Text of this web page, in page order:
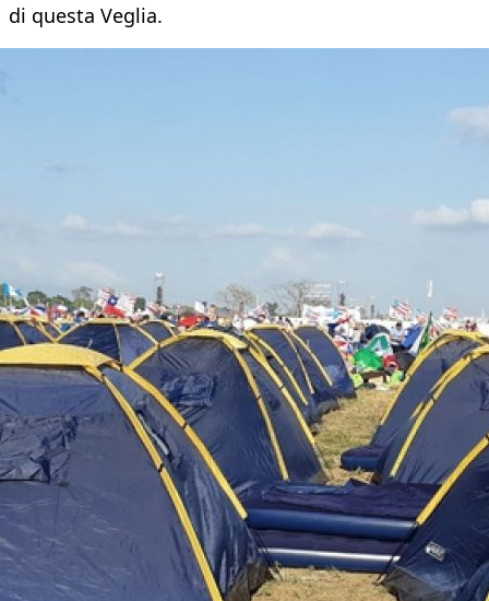
di questa Veglia.